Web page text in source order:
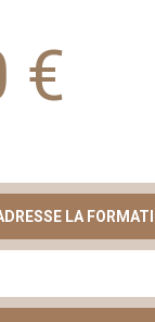
€
LA